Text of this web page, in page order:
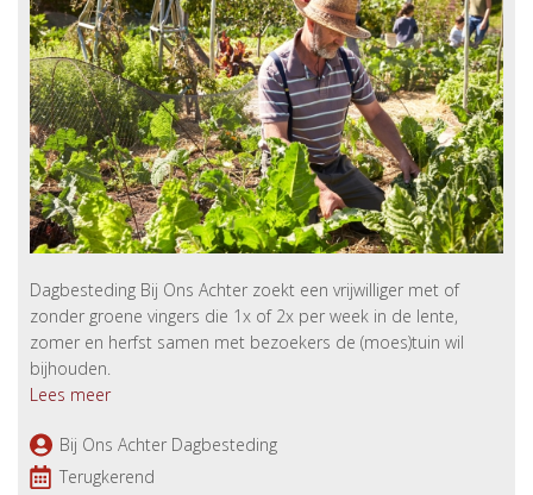
Dagbesteding Bij Ons Achter zoekt een vrijwilliger met of
zonder groene vingers die 1x of 2x per week in de lente,
zomer en herfst samen met bezoekers de (moes)tuin wil
bijhouden.
Lees meer
Bij Ons Achter Dagbesteding
Terugkerend